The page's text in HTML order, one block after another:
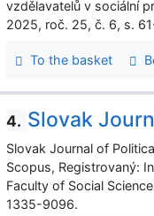
vzdělavatelů v sociální
2025, roč. 25, č. 6, s.
To the basket
4. Slovak
Slovak Journal of
Scopus, Registrovaný:
Faculty of Social
1335-9096.